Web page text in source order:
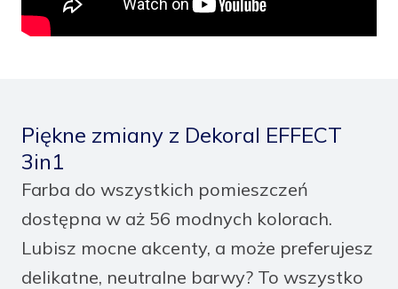
Piękne zmiany z Dekoral EFFECT
3in1
Farba do wszystkich pomieszczeń
dostępna w aż 56 modnych kolorach.
Lubisz mocne akcenty, a może preferujesz
delikatne, neutralne barwy? To wszystko